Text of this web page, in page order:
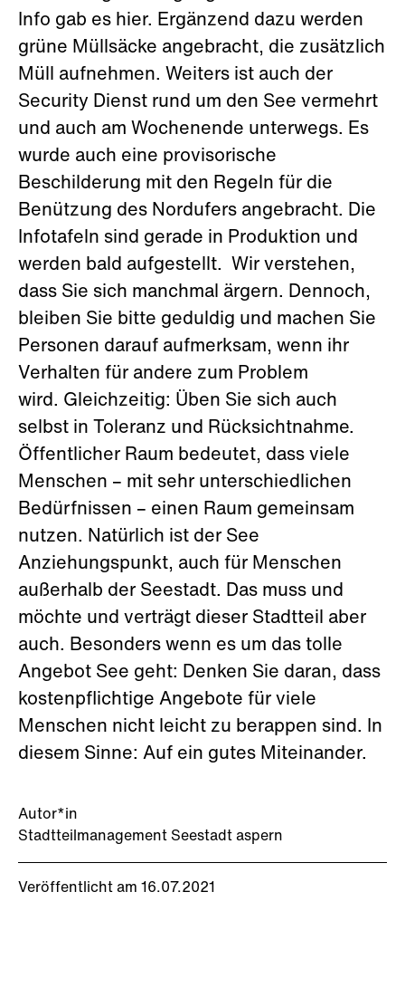
Autor*in
Stadtteilmanagement Seestadt aspern
Veröffentlicht am 16.07.2021
Info gab es hier. Ergänzend dazu werden
grüne Müllsäcke angebracht, die zusätzlich
Müll aufnehmen. Weiters ist auch der
Security Dienst rund um den See vermehrt
und auch am Wochenende unterwegs. Es
wurde auch eine provisorische
Beschilderung mit den Regeln für die
Benützung des Nordufers angebracht. Die
Infotafeln sind gerade in Produktion und
werden bald aufgestellt. Wir verstehen,
dass Sie sich manchmal ärgern. Dennoch,
bleiben Sie bitte geduldig und machen Sie
Personen darauf aufmerksam, wenn ihr
Verhalten für andere zum Problem
wird. Gleichzeitig: Üben Sie sich auch
selbst in Toleranz und Rücksichtnahme.
Öffentlicher Raum bedeutet, dass viele
Menschen – mit sehr unterschiedlichen
Bedürfnissen – einen Raum gemeinsam
nutzen. Natürlich ist der See
Anziehungspunkt, auch für Menschen
außerhalb der Seestadt. Das muss und
möchte und verträgt dieser Stadtteil aber
auch. Besonders wenn es um das tolle
Angebot See geht: Denken Sie daran, dass
kostenpflichtige Angebote für viele
Menschen nicht leicht zu berappen sind. In
diesem Sinne: Auf ein gutes Miteinander.